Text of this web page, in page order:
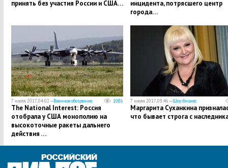
принять без участия России и США…
инцидента, потрясшего центр
города…
7 июля 2017, 04:02 —Военное обозрение 1086
The National Interest: Россия
отобрала у США монополию на
высокоточные ракеты дальнего
действия …
7 июля 2017, 03:46 —Шоу-бизнес
Маргарита Суханкина
что бывает строга с